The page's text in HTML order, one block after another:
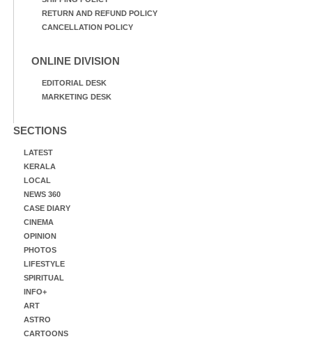
RETURN AND REFUND POLICY
CANCELLATION POLICY
ONLINE DIVISION
EDITORIAL DESK
MARKETING DESK
SECTIONS
LATEST
KERALA
LOCAL
NEWS 360
CASE DIARY
CINEMA
OPINION
PHOTOS
LIFESTYLE
SPIRITUAL
INFO+
ART
ASTRO
CARTOONS